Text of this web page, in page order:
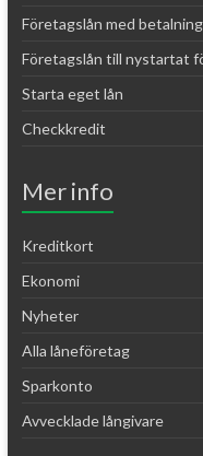
Företagslån med
Företagslån till nystartat
Starta eget lån
Checkkredit
Mer info
Kreditkort
Ekonomi
Nyheter
Alla låneföretag
Sparkonto
Avvecklade långivare